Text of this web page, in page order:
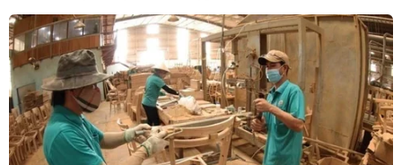
CƠ QUAN CHỦ QUẢN: THÔNG TẤN XÃ VIỆT NAM
Tổng Biên tập: TRẦN TIẾN DUẨN
Phó Tổng Biên tập: NGUYỄN THỊ TÁM, KHÚC THANH
THỦY